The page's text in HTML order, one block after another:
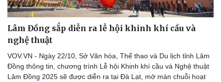
Lâm Đồng sắp diễn ra lễ hội khinh khí cầu và
nghệ thuật
VOV.VN - Ngày 22/10, Sở Văn hóa, Thể thao và Du lịch tỉnh Lâm
Đồng thông tin, chương trình Lễ hội Khinh khí cầu và Nghệ thuật
Lâm Đồng 2025 sẽ được diễn ra tại Đà Lạt, mở màn chuỗi hoạt